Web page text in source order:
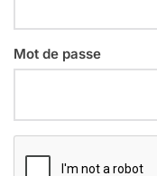
Mot de passe